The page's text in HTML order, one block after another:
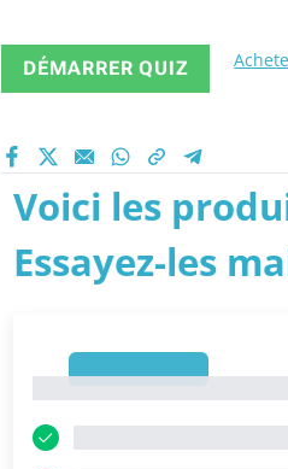
DÉMARRER QUIZ
Voici les
Essayez-les